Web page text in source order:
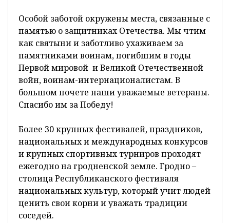
Особой заботой окружены места, связанные с
памятью о защитниках Отечества. Мы чтим
как святыни и заботливо ухаживаем за
памятниками воинам, погибшим в годы
Первой мировой и Великой Отечественной
войн, воинам-интернационалистам. В
большом почете наши уважаемые ветераны.
Спасибо им за Победу!
Более 30 крупных фестивалей, праздников,
национальных и международных конкурсов
и крупных спортивных турниров проходят
ежегодно на гродненской земле. Гродно –
столица Республиканского фестиваля
национальных культур, который учит людей
ценить свои корни и уважать традиции
соседей.